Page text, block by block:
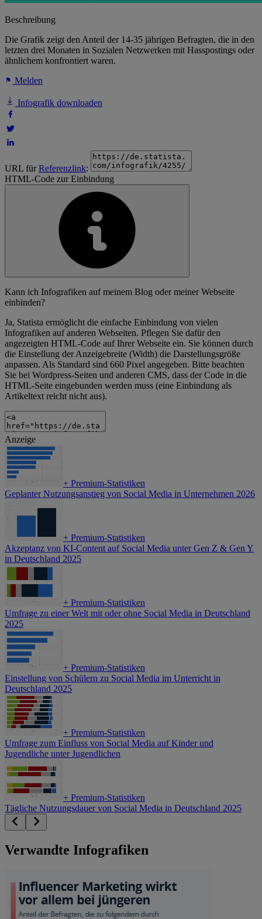
Beschreibung
Die Grafik zeigt den Anteil der 14-35 jährigen Befragten, die in den
letzten drei Monaten in Sozialen Netzwerken mit Hasspostings oder
ähnlichem konfrontiert waren.
Melden
Infografik downloaden
URL fürReferenzlink:
HTML-Code zur Einbindung
Kann ich Infografiken auf meinem Blog oder meiner Webseite
einbinden?
Ja, Statista ermöglicht die einfache Einbindung von vielen
Infografiken auf anderen Webseiten. Pflegen Sie dafür den
angezeigten HTML-Code auf Ihrer Webseite ein. Sie können durch
die Einstellung der Anzeigebreite (Width) die Darstellungsgröße
anpassen. Als Standard sind 660 Pixel angegeben. Bitte beachten
Sie bei Wordpress-Seiten und anderen CMS, dass der Code in die
HTML-Seite eingebunden werden muss (eine Einbindung als
Artikeltext reicht nicht aus).
Anzeige
+ Premium-Statistiken
Geplanter Nutzungsanstieg von Social Media in Unternehmen 2026
+ Premium-Statistiken
Akzeptanz von KI-Content auf Social Media unter Gen Z & Gen Y
in Deutschland 2025
+ Premium-Statistiken
Umfrage zu einer Welt mit oder ohne Social Media in Deutschland
2025
+ Premium-Statistiken
Einstellung von Schülern zu Social Media im Unterricht in
Deutschland 2025
+ Premium-Statistiken
Umfrage zum Einfluss von Social Media auf Kinder und
Jugendliche unter Jugendlichen
+ Premium-Statistiken
Tägliche Nutzungsdauer von Social Media in Deutschland 2025
Verwandte Infografiken